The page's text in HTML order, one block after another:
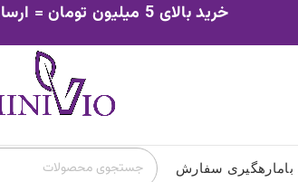
خرید بالای 5 میلیون تومان = ارسال رایگان
رهگیری سفارش